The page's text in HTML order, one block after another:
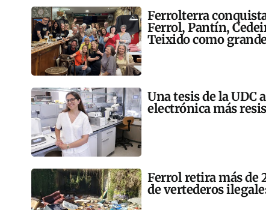
Ferrolterra
Ferrol, Pantín,
Teixido como
Una tesis de la UDC
electrónica más
Ferrol retira más de
de vertederos